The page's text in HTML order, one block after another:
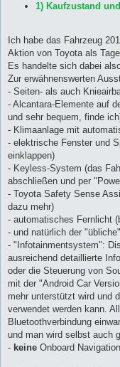
1) Kaufzustand
Ich habe das Fahrzeug
Aktion von Toyota als
Es handelte sich dabei
Zur erwähnenswerten
- Seiten- als auch
- Alcantara-Elemente auf
und sehr bequem, finde
- Klimaanlage mit
- elektrische Fenster und
einklappen)
- Keyless-System (das
abschließen und per
- Toyota Safety Sense
dazu mehr)
- automatisches Fernlicht
- und natürlich der
- "Infotainmentsystem":
ausreichend detaillierte
oder die Steuerung von
mit der "Android Car
mehr unterstützt wird und
verwendet werden kann.
Bluetoothverbindung
und man wird selbst auch
- keine Onboard Navigation